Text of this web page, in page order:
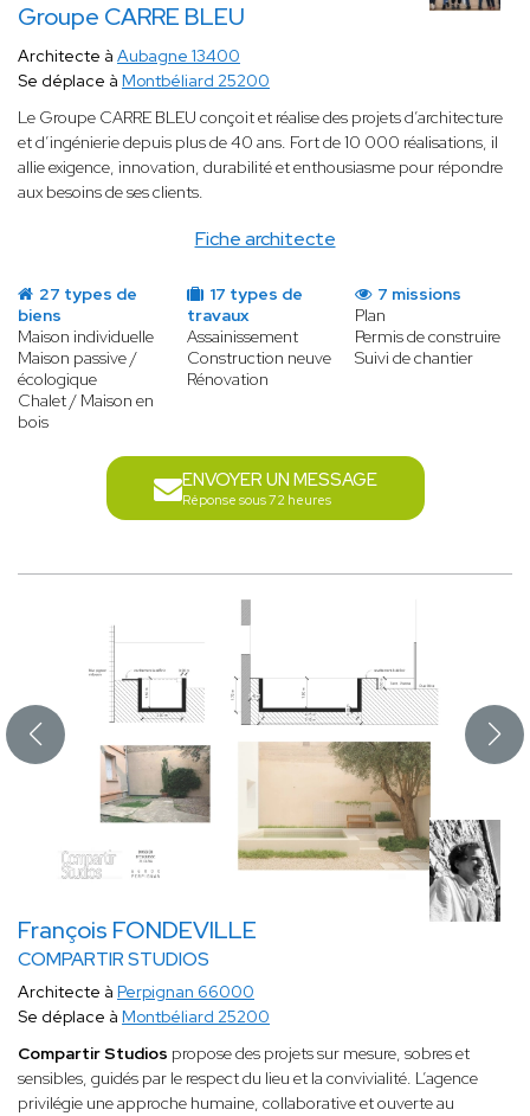
Groupe CARRE BLEU
Fiche architecte
Architecte à Aubagne 13400
Se déplace à Montbéliard 25200
Le Groupe CARRE BLEU conçoit et réalise des projets d’architecture
et d’ingénierie depuis plus de 40 ans. Fort de 10 000 réalisations, il
allie exigence, innovation, durabilité et enthousiasme pour répondre
aux besoins de ses clients.
27 types de
biens
Maison individuelle
Maison passive /
écologique
Chalet / Maison en
bois
17 types de
travaux
Assainissement
Construction neuve
Rénovation
7 missions
Plan
Permis de construire
Suivi de chantier
ENVOYER UN MESSAGE
Réponse sous 72 heures
François FONDEVILLE
COMPARTIR STUDIOS
Architecte à Perpignan 66000
Se déplace à Montbéliard 25200
Compartir Studios propose des projets sur mesure, sobres et
sensibles, guidés par le respect du lieu et la convivialité. L’agence
privilégie une approche humaine, collaborative et ouverte au